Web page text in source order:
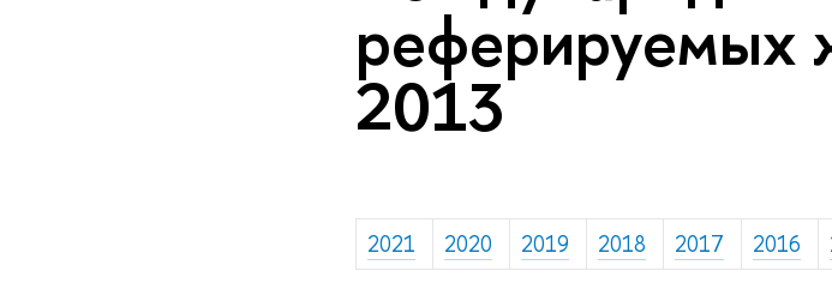
реферируемых
2013
2021 2020 2019 2018 2017 2016